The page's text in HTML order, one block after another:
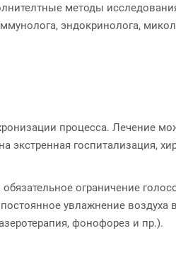
методы
эндокринолога,
процесса. Лечение
госпитализация,
ограничение
увлажнение
фонофорез и пр.).